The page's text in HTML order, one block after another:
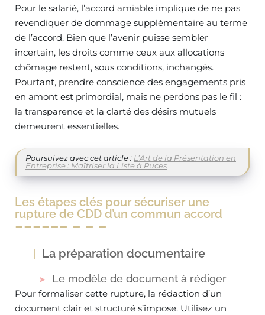
Pour le salarié, l’accord amiable implique de ne pas
revendiquer de dommage supplémentaire au terme
de l’accord. Bien que l’avenir puisse sembler
incertain, les droits comme ceux aux allocations
chômage restent, sous conditions, inchangés.
Pourtant, prendre conscience des engagements pris
en amont est primordial, mais ne perdons pas le fil :
la transparence et la clarté des désirs mutuels
demeurent essentielles.
Poursuivez avec cet article : L’Art de la Présentation en
Entreprise : Maîtriser la Liste à Puces
Les étapes clés pour sécuriser une
rupture de CDD d’un commun accord
La préparation documentaire
Le modèle de document à rédiger
Pour formaliser cette rupture, la rédaction d’un
document clair et structuré s’impose. Utilisez un